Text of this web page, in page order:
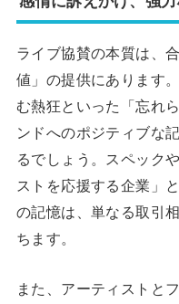
ライブ協賛の本質は、
値」の提供にあります
む熱狂といった「忘れ
ンドへのポジティブな
るでしょう。スペック
ストを応援する企業」
の記憶は、単なる取引
ちます。
また、アーティストと